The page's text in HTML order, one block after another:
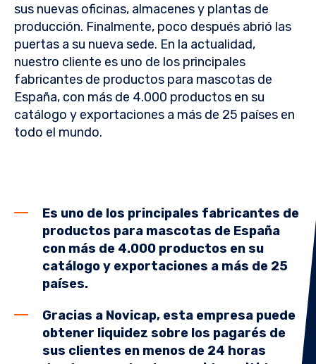
sus nuevas oficinas, almacenes y plantas de
producción. Finalmente, poco después abrió las
puertas a su nueva sede. En la actualidad,
nuestro cliente es uno de los principales
fabricantes de productos para mascotas de
España, con más de 4.000 productos en su
catálogo y exportaciones a más de 25 países en
todo el mundo.
Es uno de los principales fabricantes de
productos para mascotas de España
con más de 4.000 productos en su
catálogo y exportaciones a más de 25
países.
Gracias a Novicap, esta empresa puede
obtener liquidez sobre los pagarés de
sus clientes en menos de 24 horas